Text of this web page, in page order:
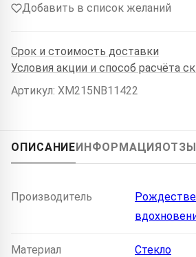
Добавить в список желаний
Срок и стоимость доставки
Условия акции и способ расчёта
Артикул: XM215NB11422
ОПИСАНИЕ ИНФОРМАЦИЯ
Производитель
Материал Стекло